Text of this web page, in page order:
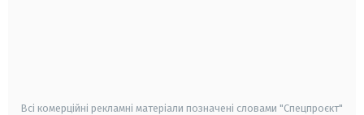
Всі комерційні рекламні матеріали позначені словами "Спецпроєкт"